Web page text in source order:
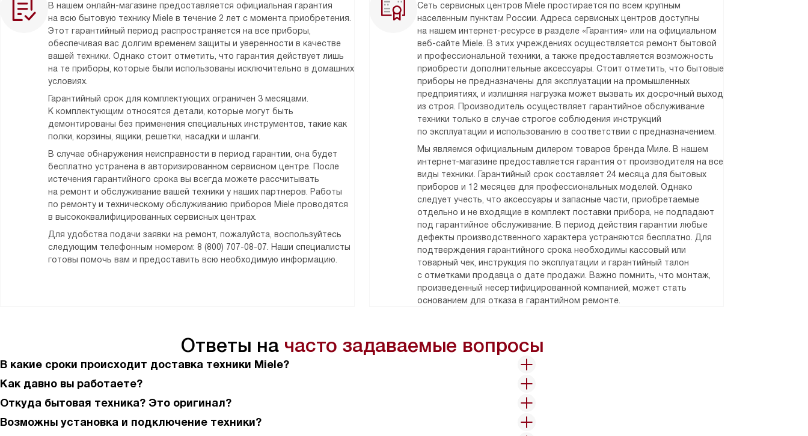
В нашем онлайн-магазине предоставляется официальная гарантия
на всю бытовую технику Miele в течение 2 лет с момента приобретения.
Этот гарантийный период распространяется на все приборы,
обеспечивая вас долгим временем защиты и уверенности в качестве
вашей техники. Однако стоит отметить, что гарантия действует лишь
на те приборы, которые были использованы исключительно в домашних
условиях.
Гарантийный срок для комплектующих ограничен 3 месяцами.
К комплектующим относятся детали, которые могут быть
демонтированы без применения специальных инструментов, такие как
полки, корзины, ящики, решетки, насадки и шланги.
В случае обнаружения неисправности в период гарантии, она будет
бесплатно устранена в авторизированном сервисном центре. После
истечения гарантийного срока вы всегда можете рассчитывать
на ремонт и обслуживание вашей техники у наших партнеров. Работы
по ремонту и техническому обслуживанию приборов Miele проводятся
в высококвалифицированных сервисных центрах.
Для удобства подачи заявки на ремонт, пожалуйста, воспользуйтесь
следующим телефонным номером: 8 (800) 707-08-07. Наши специалисты
готовы помочь вам и предоставить всю необходимую информацию.
Сеть сервисных центров Miele простирается по всем крупным
населенным пунктам России. Адреса сервисных центров доступны
на нашем интернет-ресурсе в разделе «Гарантия» или на официальном
веб-сайте Miele. В этих учреждениях осуществляется ремонт бытовой
и профессиональной техники, а также предоставляется возможность
приобрести дополнительные аксессуары. Стоит отметить, что бытовые
приборы не предназначены для эксплуатации на промышленных
предприятиях, и излишняя нагрузка может вызвать их досрочный выход
из строя. Производитель осуществляет гарантийное обслуживание
техники только в случае строгое соблюдения инструкций
по эксплуатации и использованию в соответствии с предназначением.
Мы являемся официальным дилером товаров бренда Миле. В нашем
интернет-магазине предоставляется гарантия от производителя на все
виды техники. Гарантийный срок составляет 24 месяца для бытовых
приборов и 12 месяцев для профессиональных моделей. Однако
следует учесть, что аксессуары и запасные части, приобретаемые
отдельно и не входящие в комплект поставки прибора, не подпадают
под гарантийное обслуживание. В период действия гарантии любые
дефекты производственного характера устраняются бесплатно. Для
подтверждения гарантийного срока необходимы кассовый или
товарный чек, инструкция по эксплуатации и гарантийный талон
с отметками продавца о дате продажи. Важно помнить, что монтаж,
произведенный несертифицированной компанией, может стать
основанием для отказа в гарантийном ремонте.
Ответы на часто задаваемые вопросы
В какие сроки происходит доставка техники Miele?
Как давно вы работаете?
Откуда бытовая техника? Это оригинал?
Возможны установка и подключение техники?